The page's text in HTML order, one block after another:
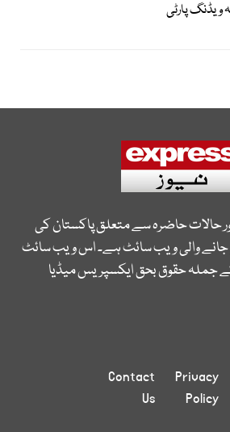
ویڈنگ پارٹی
حالات حاضرہ سے متعلق پاکستان کی
والی ویب سائٹ ہے۔ اس ویب سائٹ
کے جملہ حقوق بحق ایکسپریس میڈیا
Privacy
Policy
Contact
Us